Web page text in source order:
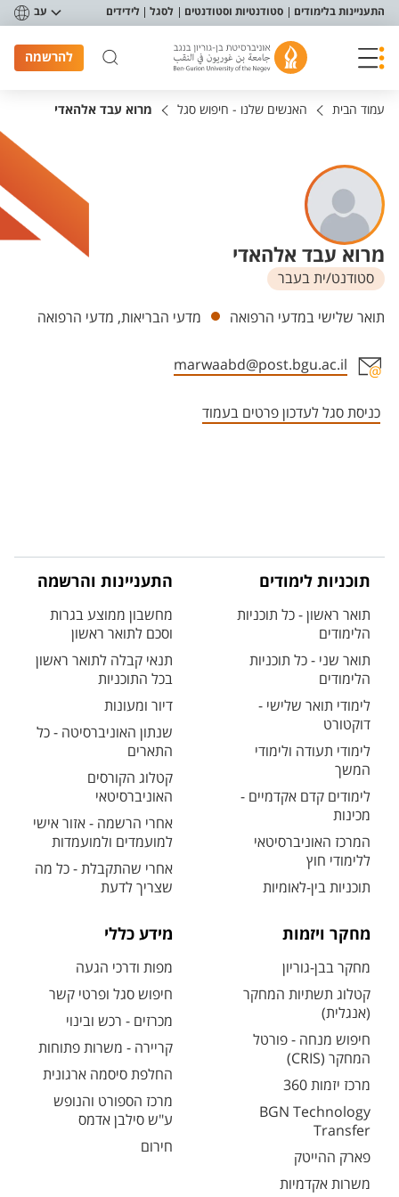
תפריט נגישות
התעניינות בלימודים סטודנטיות וסטודנטים לסגל לידידים עב
להרשמה
עמוד הבית האנשים שלנו - חיפוש סגל מרוא עבד אלהאדי
מרוא עבד אלהאדי
סטודנט/ית בעבר
יחידות
תואר שלישי במדעי הרפואה מדעי הבריאות, מדעי הרפואה
marwaabd@post.bgu.ac.il
כניסת סגל לעדכון פרטים בעמוד
תוכניות לימודים
תואר ראשון - כל תוכניות
הלימודים
תואר שני - כל תוכניות
הלימודים
לימודי תואר שלישי -
דוקטורט
לימודי תעודה ולימודי
המשך
לימודים קדם אקדמיים -
מכינות
המרכז האוניברסיטאי
ללימודי חוץ
תוכניות בין-לאומיות
התעניינות והרשמה
מחשבון ממוצע בגרות
וסכם לתואר ראשון
תנאי קבלה לתואר ראשון
בכל התוכניות
דיור ומעונות
שנתון האוניברסיטה - כל
התארים
קטלוג הקורסים
האוניברסיטאי
אחרי הרשמה - אזור אישי
למועמדים ולמועמדות
אחרי שהתקבלת - כל מה
שצריך לדעת
מחקר ויזמות
מחקר בבן-גוריון
קטלוג תשתיות המחקר
(אנגלית)
חיפוש מנחה - פורטל
המחקר (CRIS)
מרכז יזמות 360
BGN Technology
Transfer
פארק ההייטק
משרות אקדמיות
מידע כללי
מפות ודרכי הגעה
חיפוש סגל ופרטי קשר
מכרזים - רכש ובינוי
קריירה - משרות פתוחות
החלפת סיסמה ארגונית
מרכז הספורט והנופש
ע"ש סילבן אדמס
חירום